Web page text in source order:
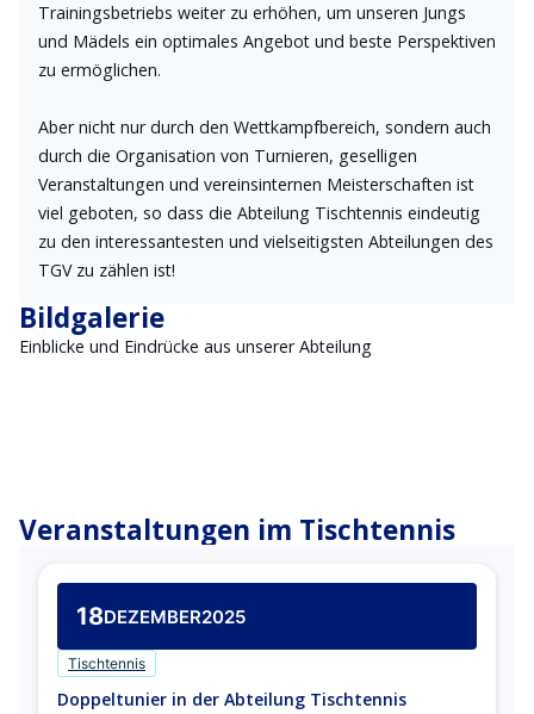
Trainingsbetriebs weiter zu erhöhen, um unseren Jungs
und Mädels ein optimales Angebot und beste Perspektiven
zu ermöglichen.
Aber nicht nur durch den Wettkampfbereich, sondern auch
durch die Organisation von Turnieren, geselligen
Veranstaltungen und vereinsinternen Meisterschaften ist
viel geboten, so dass die Abteilung Tischtennis eindeutig
zu den interessantesten und vielseitigsten Abteilungen des
TGV zu zählen ist!
Bildgalerie
Einblicke und Eindrücke aus unserer Abteilung
Veranstaltungen im Tischtennis
18DEZEMBER2025
Tischtennis
Doppeltunier in der Abteilung Tischtennis